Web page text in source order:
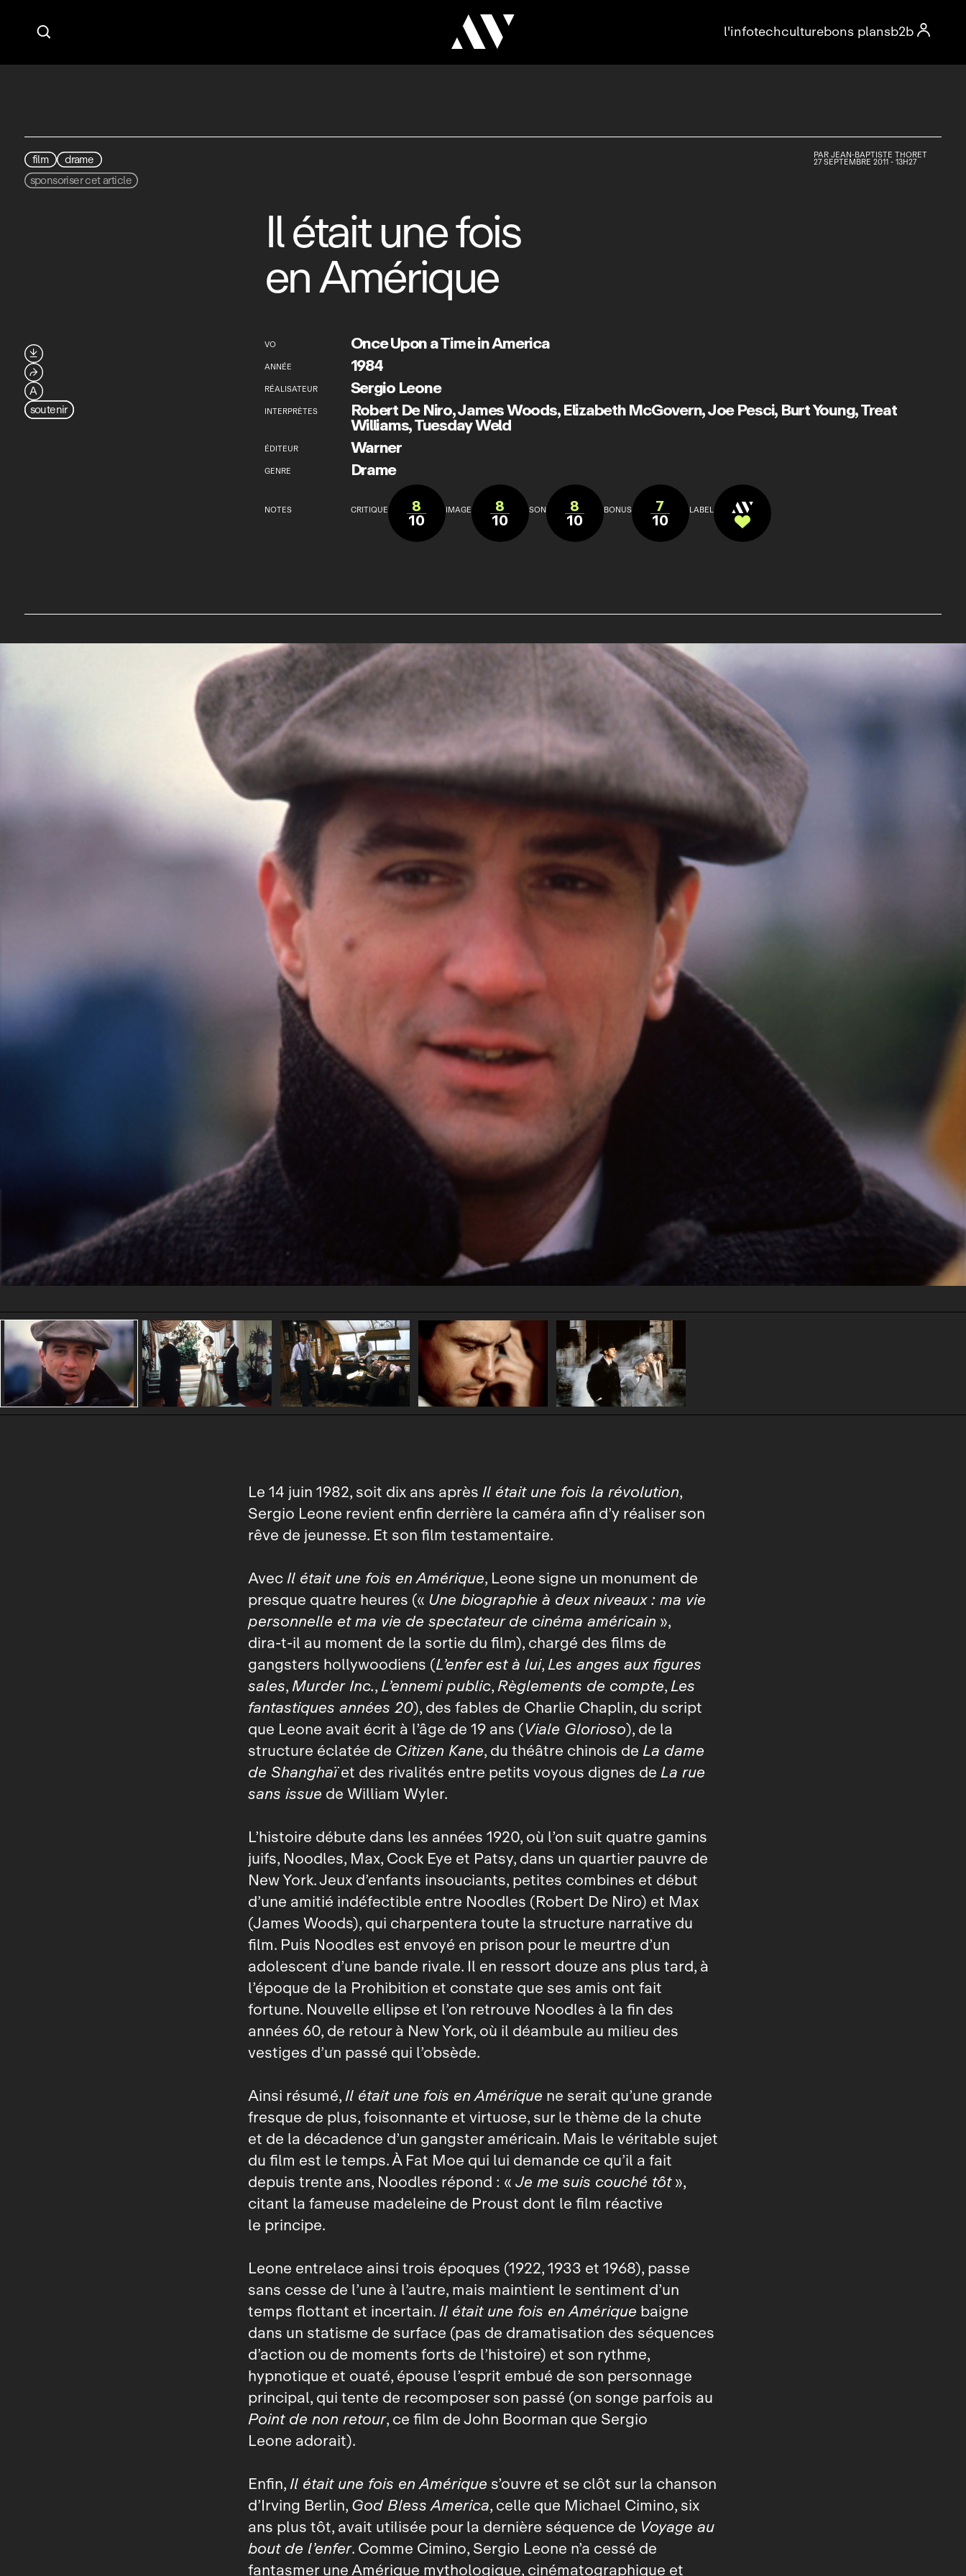

 l'infotechculturebons plansb2b
film
drame
sponsoriser cet article
PARJEAN-BAPTISTE THORET
27 SEPTEMBRE 2011 - 13H27
Il était une fois
en Amérique
VO Once Upon a Time in America
ANNÉE 1984
RÉALISATEUR Sergio Leone
INTERPRÈTES Robert De Niro,James Woods,Elizabeth McGovern,Joe Pesci,Burt Young,Treat
Williams,Tuesday Weld
ÉDITEUR Warner
GENRE Drame
NOTES CRITIQUE 8
10 IMAGE 8
10 SON 8
10 BONUS 7
10 LABEL

⮫
A
soutenir
Le 14 juin 1982, soit dix ans après Il était une fois la révolution,
Sergio Leone revient enfin derrière la caméra afin d’y réaliser son
rêve de jeunesse. Et son film testamentaire.
AvecIl était une fois en Amérique, Leone signe un monument de
presque quatre heures (« Une biographie à deux niveaux : ma vie
personnelle et ma vie de spectateur de cinéma américain »,
dira‑t‑il au moment de la sortie du film), chargé des films de
gangsters hollywoodiens (L’enfer est à lui,Les anges aux figures
sales,Murder Inc.,L’ennemi public,Règlements de compte,Les
fantastiques années 20), des fables de Charlie Chaplin, du script
que Leone avait écrit à l’âge de 19 ans (Viale Glorioso), de la
structure éclatée de Citizen Kane, du théâtre chinois de La dame
de Shanghaïet des rivalités entre petits voyous dignes de La rue
sans issue de William Wyler.
L’histoire débute dans les années 1920, où l’on suit quatre gamins
juifs, Noodles, Max, Cock Eye et Patsy, dans un quartier pauvre de
New York. Jeux d’enfants insouciants, petites combines et début
d’une amitié indéfectible entre Noodles (Robert De Niro) et Max
(James Woods), qui charpentera toute la structure narrative du
film. Puis Noodles est envoyé en prison pour le meurtre d’un
adolescent d’une bande rivale. Il en ressort douze ans plus tard, à
l’époque de la Prohibition et constate que ses amis ont fait
fortune. Nouvelle ellipse et l’on retrouve Noodles à la fin des
années 60, de retour à New York, où il déambule au milieu des
vestiges d’un passé qui l’obsède.
Ainsi résumé,Il était une fois en Amérique ne serait qu’une grande
fresque de plus, foisonnante et virtuose, sur le thème de la chute
et de la décadence d’un gangster américain. Mais le véritable sujet
du film est le temps. À Fat Moe qui lui demande ce qu’il a fait
depuis trente ans, Noodles répond : «Je me suis couché tôt»,
citant la fameuse madeleine de Proust dont le film réactive
le principe.
Leone entrelace ainsi trois époques (1922, 1933 et 1968), passe
sans cesse de l’une à l’autre, mais maintient le sentiment d’un
temps flottant et incertain.Il était une fois en Amérique baigne
dans un statisme de surface (pas de dramatisation des séquences
d’action ou de moments forts de l’histoire) et son rythme,
hypnotique et ouaté, épouse l’esprit embué de son personnage
principal, qui tente de recomposer son passé (on songe parfois au
Point de non retour, ce film de John Boorman que Sergio
Leone adorait).
Enfin,Il était une fois en Amérique s’ouvre et se clôt sur la chanson
d’Irving Berlin,God Bless America, celle que Michael Cimino, six
ans plus tôt, avait utilisée pour la dernière séquence de Voyage au
bout de l’enfer. Comme Cimino, Sergio Leone n’a cessé de
fantasmer une Amérique mythologique, cinématographique et